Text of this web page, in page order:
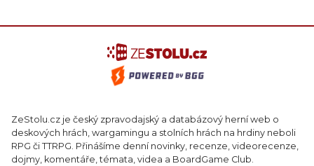
ZeStolu.cz je český zpravodajský a databázový herní web o
deskových hrách, wargamingu a stolních hrách na hrdiny neboli
RPG či TTRPG. Přinášíme denní novinky, recenze, videorecenze,
dojmy, komentáře, témata, videa a BoardGame Club.